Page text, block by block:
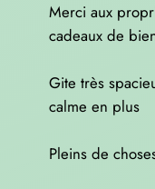
Merci aux
cadeaux de
Gite très
calme en plus
Pleins de